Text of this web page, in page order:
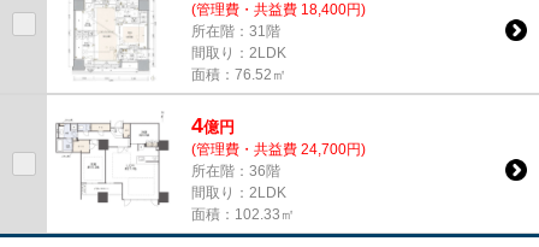
(管理費・共益費 18,400円)
所在階：31階
間取り：2LDK
面積：76.52㎡
4億円
(管理費・共益費 24,700円)
所在階：36階
間取り：2LDK
面積：102.33㎡